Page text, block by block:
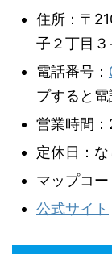
住所：〒
子２丁目３
電話番号：
プすると
営業時間
定休日：な
マップコ
公式サイト